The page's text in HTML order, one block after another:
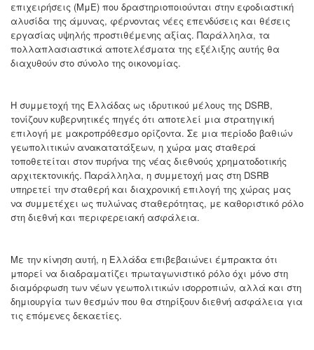
επιχειρήσεις (ΜμΕ) που δραστηριοποιούνται στην εφοδιαστική
αλυσίδα της άμυνας, φέρνοντας νέες επενδύσεις και θέσεις
εργασίας υψηλής προστιθέμενης αξίας. Παράλληλα, τα
πολλαπλασιαστικά αποτελέσματα της εξέλιξης αυτής θα
διαχυθούν στο σύνολο της οικονομίας.
Η συμμετοχή της Ελλάδας ως ιδρυτικού μέλους της DSRB,
τονίζουν κυβερνητικές πηγές ότι αποτελεί μια στρατηγική
επιλογή με μακροπρόθεσμο ορίζοντα. Σε μια περίοδο βαθιών
γεωπολιτικών ανακατατάξεων, η χώρα μας σταθερά
τοποθετείται στον πυρήνα της νέας διεθνούς χρηματοδοτικής
αρχιτεκτονικής. Παράλληλα, η συμμετοχή μας στη DSRB
υπηρετεί την σταθερή και διαχρονική επιλογή της χώρας μας
να συμμετέχει ως πυλώνας σταθερότητας, με καθοριστικό ρόλο
στη διεθνή και περιφερειακή ασφάλεια.
Με την κίνηση αυτή, η Ελλάδα επιβεβαιώνει έμπρακτα ότι
μπορεί να διαδραματίζει πρωταγωνιστικό ρόλο όχι μόνο στη
διαμόρφωση των νέων γεωπολιτικών ισορροπιών, αλλά και στη
δημιουργία των θεσμών που θα στηρίξουν διεθνή ασφάλεια για
τις επόμενες δεκαετίες.